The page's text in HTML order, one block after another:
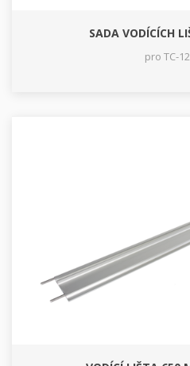
SADA VODÍCÍCH
pro TC-